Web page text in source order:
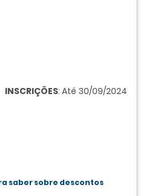
INSCRIÇÕES: Até 30/09/2024
saber sobre descontos